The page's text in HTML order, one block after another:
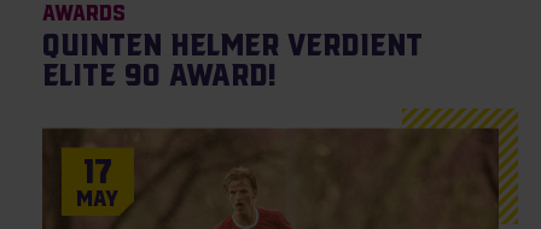
Awards
Quinten Helmer verdient
Elite 90 award!
17
May